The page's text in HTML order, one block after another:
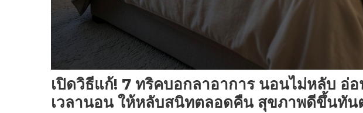
เปิดวิธีแก้! 7 ทริคบอกลาอาการ นอนไม่หลับ อ่
เวลานอน ให้หลับสนิทตลอดคืน สุขภาพดีขึ้นทัน